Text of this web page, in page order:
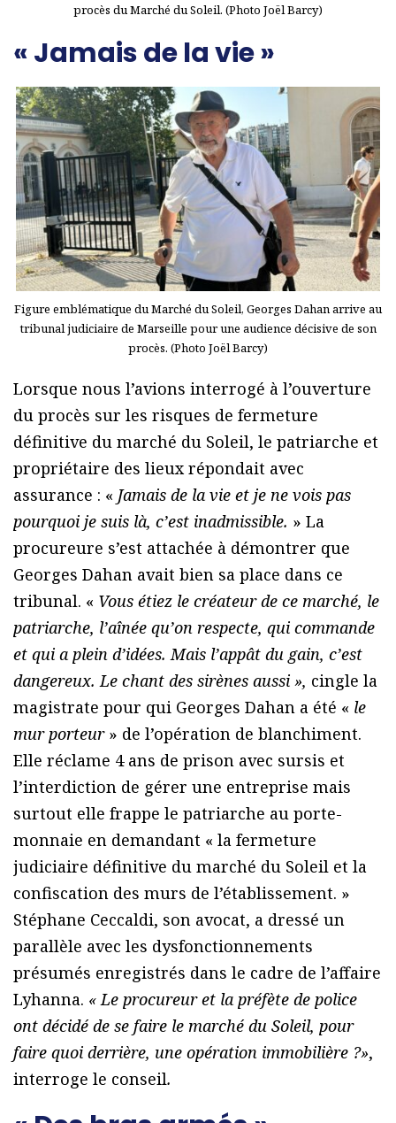
procès du Marché du Soleil. (Photo Joël Barcy)
« Jamais de la vie »
Figure emblématique du Marché du Soleil, Georges Dahan arrive au
tribunal judiciaire de Marseille pour une audience décisive de son
procès. (Photo Joël Barcy)
Lorsque nous l’avions interrogé à l’ouverture
du procès sur les risques de fermeture
définitive du marché du Soleil, le patriarche et
propriétaire des lieux répondait avec
assurance : « Jamais de la vie et je ne vois pas
pourquoi je suis là, c’est inadmissible. » La
procureure s’est attachée à démontrer que
Georges Dahan avait bien sa place dans ce
tribunal. « Vous étiez le créateur de ce marché, le
patriarche, l’aînée qu’on respecte, qui commande
et qui a plein d’idées. Mais l’appât du gain, c’est
dangereux. Le chant des sirènes aussi », cingle la
magistrate pour qui Georges Dahan a été « le
mur porteur » de l’opération de blanchiment.
Elle réclame 4 ans de prison avec sursis et
l’interdiction de gérer une entreprise mais
surtout elle frappe le patriarche au porte-
monnaie en demandant « la fermeture
judiciaire définitive du marché du Soleil et la
confiscation des murs de l’établissement. »
Stéphane Ceccaldi, son avocat, a dressé un
parallèle avec les dysfonctionnements
présumés enregistrés dans le cadre de l’affaire
Lyhanna. « Le procureur et la préfète de police
ont décidé de se faire le marché du Soleil, pour
faire quoi derrière, une opération immobilière ?»,
interroge le conseil.